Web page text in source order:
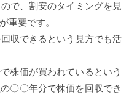
で、割安のタイミングを見
重要です。
収できるという見方でも活
株価が買われているという
〇〇年分で株価を回収でき